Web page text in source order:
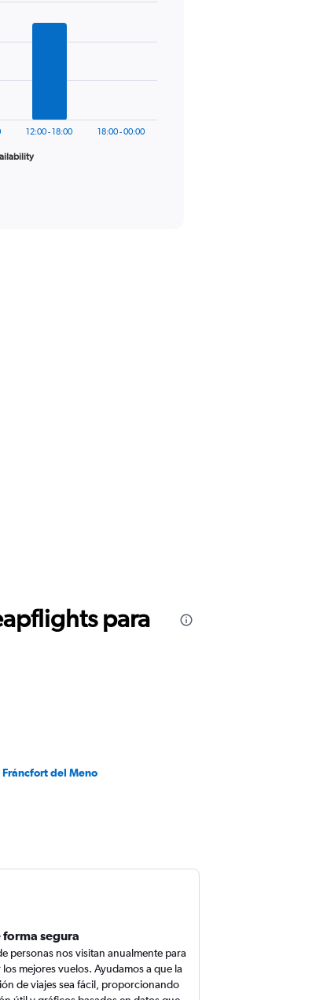
12:00 - 18:00 18:00 - 00:00
para
Fráncfort del Meno
forma segura
personas nos visitan anualmente para
mejores vuelos. Ayudamos a que la
de viajes sea fácil, proporcionando